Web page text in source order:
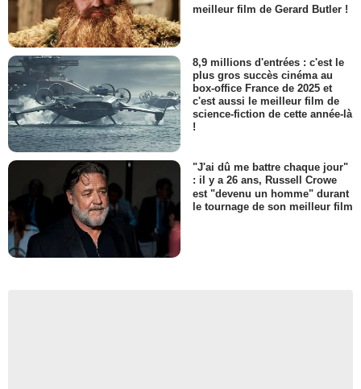
meilleur film de Gerard Butler !
8,9 millions d'entrées : c'est le
plus gros succès cinéma au
box-office France de 2025 et
c'est aussi le meilleur film de
science-fiction de cette année-là
!
"J'ai dû me battre chaque jour"
: il y a 26 ans, Russell Crowe
est "devenu un homme" durant
le tournage de son meilleur film